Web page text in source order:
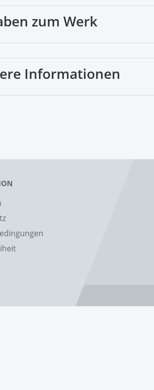
zum Werk
Informationen